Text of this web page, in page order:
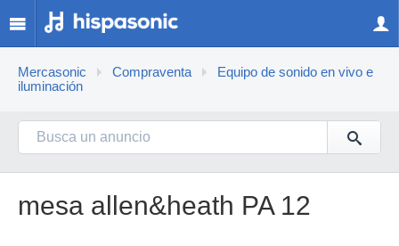
Mercasonic Compraventa
Equipo de sonido en vivo e
iluminación
mesa allen&heath PA 12